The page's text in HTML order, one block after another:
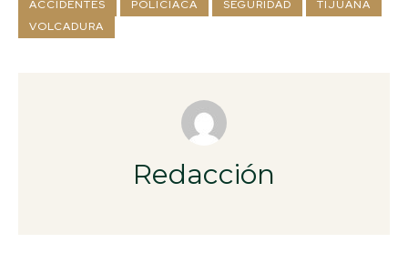
ACCIDENTES POLICIACA SEGURIDAD
TIJUANA
VOLCADURA
Redacción